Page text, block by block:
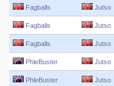
Fagballs Jutso
Fagballs Jutso
Fagballs Jutso
PhleBuster Jutso
PhleBuster Jutso